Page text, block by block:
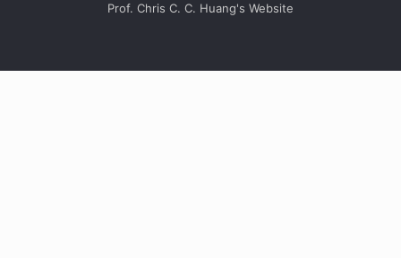
Prof. Chris C. C. Huang's Website